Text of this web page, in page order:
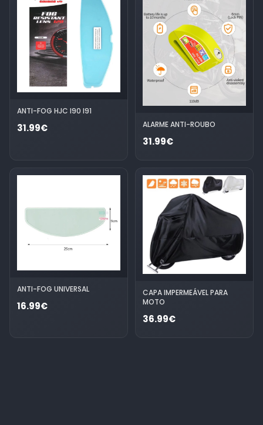
ANTI-FOG HJC I90 I91
31.99€ ALARME ANTI-ROUBO
31.99€
ANTI-FOG UNIVERSAL
16.99€
CAPA IMPERMEÁVEL PARA
MOTO
36.99€